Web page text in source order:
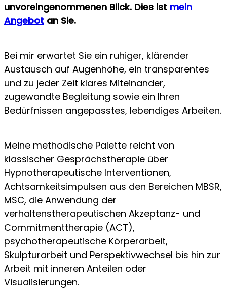
unvoreingenommenen Blick. Dies ist mein
Angebot an Sie.
Bei mir erwartet Sie ein ruhiger, klärender
Austausch auf Augenhöhe, ein transparentes
und zu jeder Zeit klares Miteinander,
zugewandte Begleitung sowie ein Ihren
Bedürfnissen angepasstes, lebendiges Arbeiten.
Meine methodische Palette reicht von
klassischer Gesprächstherapie über
Hypnotherapeutische Interventionen,
Achtsamkeitsimpulsen aus den Bereichen MBSR,
MSC, die Anwendung der
verhaltenstherapeutischen Akzeptanz- und
Commitmenttherapie (ACT),
psychotherapeutische Körperarbeit,
Skulpturarbeit und Perspektivwechsel bis hin zur
Arbeit mit inneren Anteilen oder
Visualisierungen.